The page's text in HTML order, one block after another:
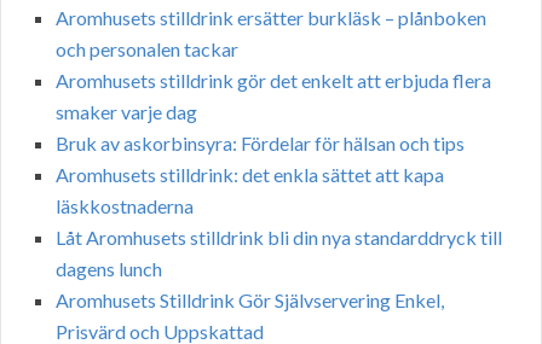
Aromhusets stilldrink ersätter burkläsk – plånboken
och personalen tackar
Aromhusets stilldrink gör det enkelt att erbjuda flera
smaker varje dag
Bruk av askorbinsyra: Fördelar för hälsan och tips
Aromhusets stilldrink: det enkla sättet att kapa
läskkostnaderna
Låt Aromhusets stilldrink bli din nya standarddryck till
dagens lunch
Aromhusets Stilldrink Gör Självservering Enkel,
Prisvärd och Uppskattad